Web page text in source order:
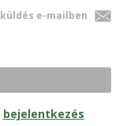
küldés e-mailben
bejelentkezés